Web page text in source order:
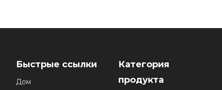
Быстрые ссылки
Дом
Категория
продукта